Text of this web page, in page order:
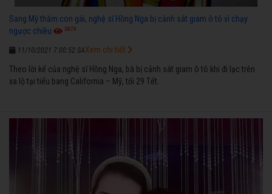
Sang Mỹ thăm con gái, nghệ sĩ Hồng Nga bị cảnh sát giam ô tô vì chạy
ngược chiều
3879
11/10/2021 7:00:52 SA
Theo lời kể của nghệ sĩ Hồng Nga, bà bị cảnh sát giam ô tô khi đi lạc trên
xa lộ tại tiểu bang California – Mỹ, tối 29 Tết.
Xem chi tiết